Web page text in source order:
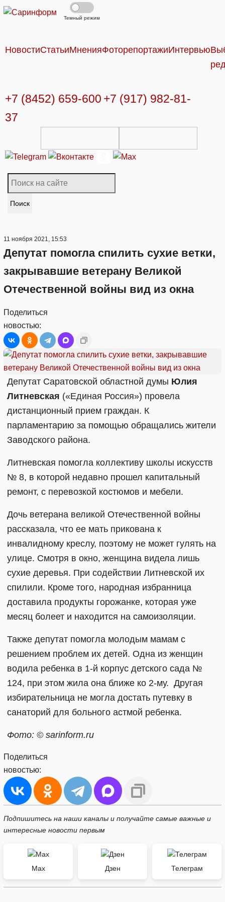
Темный режим
НовостиСтатьиМненияФоторепортажиИнтервью
+7 (8452) 659-600 +7 (917) 982-81-
37
Поиск
11 ноября 2021, 15:53
Депутат помогла спилить сухие ветки,
закрывавшие ветерану Великой
Отечественной войны вид из окна
Поделиться
новостью:
Депутат Саратовской областной думы Юлия
Литневская («Единая Россия») провела
дистанционный прием граждан. К
парламентарию за помощью обращались жители
Заводского района.
Литневская помогла коллективу школы искусств
№ 8, в которой недавно прошел капитальный
ремонт, с перевозкой костюмов и мебели.
Дочь ветерана великой Отечественной войны
рассказала, что ее мать прикована к
инвалидному креслу, поэтому не может гулять на
улице. Смотря в окно, женщина видела лишь
сухие деревья. При содействии Литневской их
спилили. Кроме того, народная избранница
доставила продукты горожанке, которая уже
месяц болеет и находится на самоизоляции.
Также депутат помогла молодым мамам с
решением проблем их детей. Одна из женщин
водила ребенка в 1-й корпус детского сада №
124, при этом жила она ближе ко 2-му. Другая
избирательница не могла достать путевку в
санаторий для больного астмой ребенка.
Фото: © sarinform.ru
Поделиться
новостью:
Подпишитесь на наши каналы и получайте самые важные и
интересные новости первым
Max Дзен Телеграм